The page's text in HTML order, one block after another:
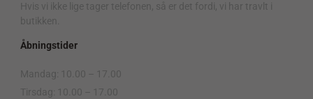
Hvis vi ikke lige tager telefonen, så er det fordi, vi har travlt i
butikken.
Åbningstider
Mandag: 10.00 – 17.00
Tirsdag: 10.00 – 17.00